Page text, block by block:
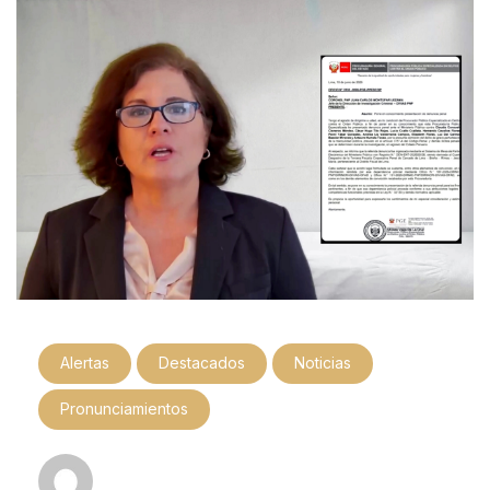
Alertas Destacados Noticias
Pronunciamientos